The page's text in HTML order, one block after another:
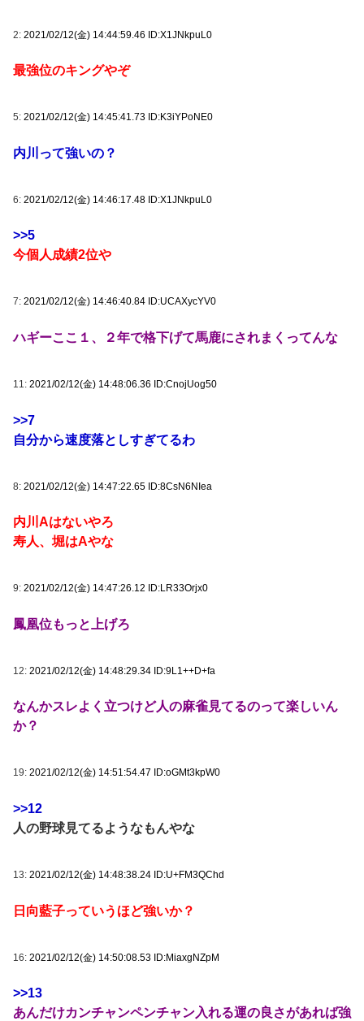
2: 2021/02/12(金) 14:44:59.46 ID:X1JNkpuL0
最強位のキングやぞ
5: 2021/02/12(金) 14:45:41.73 ID:K3iYPoNE0
内川って強いの？
6: 2021/02/12(金) 14:46:17.48 ID:X1JNkpuL0
>>5
今個人成績2位や
7: 2021/02/12(金) 14:46:40.84 ID:UCAXycYV0
ハギーここ１、２年で格下げて馬鹿にされまくってんな
11: 2021/02/12(金) 14:48:06.36 ID:CnojUog50
>>7
自分から速度落としすぎてるわ
8: 2021/02/12(金) 14:47:22.65 ID:8CsN6NIea
内川Aはないやろ
寿人、堀はAやな
9: 2021/02/12(金) 14:47:26.12 ID:LR33Orjx0
鳳凰位もっと上げろ
12: 2021/02/12(金) 14:48:29.34 ID:9L1++D+fa
なんかスレよく立つけど人の麻雀見てるのって楽しいん
か？
19: 2021/02/12(金) 14:51:54.47 ID:oGMt3kpW0
>>12
人の野球見てるようなもんやな
13: 2021/02/12(金) 14:48:38.24 ID:U+FM3QChd
日向藍子っていうほど強いか？
16: 2021/02/12(金) 14:50:08.53 ID:MiaxgNZpM
>>13
あんだけカンチャンペンチャン入れる運の良さがあれば強